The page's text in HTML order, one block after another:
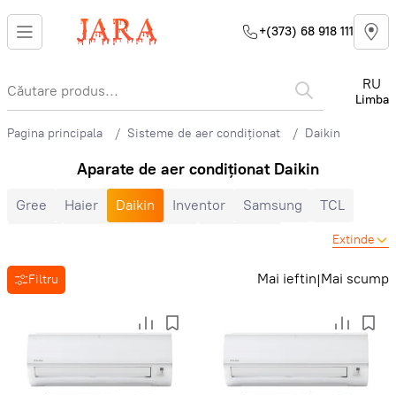
+(373) 68 918 111
RU
Limba
Pagina principala Sisteme de aer condiționat Daikin
Aparate de aer condiționat Daikin
Gree Haier Daikin Inventor Samsung
TCL
Cooper&Hunter
Auratsu
Candy
Mitsubishi Heavy
Zanussi MDV
Energolux
Royal Clima
Ariston Vara-iarna
Inverter
Extinde
Filtru Mai ieftin|Mai scump